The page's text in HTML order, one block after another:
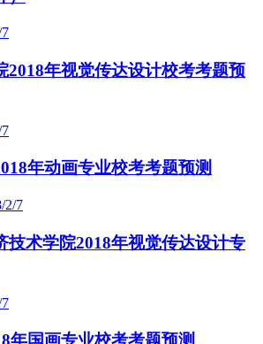
2018年视觉传达设计校考考题预
年动画专业校考考题预测
2/7
技术学院2018年视觉传达设计专